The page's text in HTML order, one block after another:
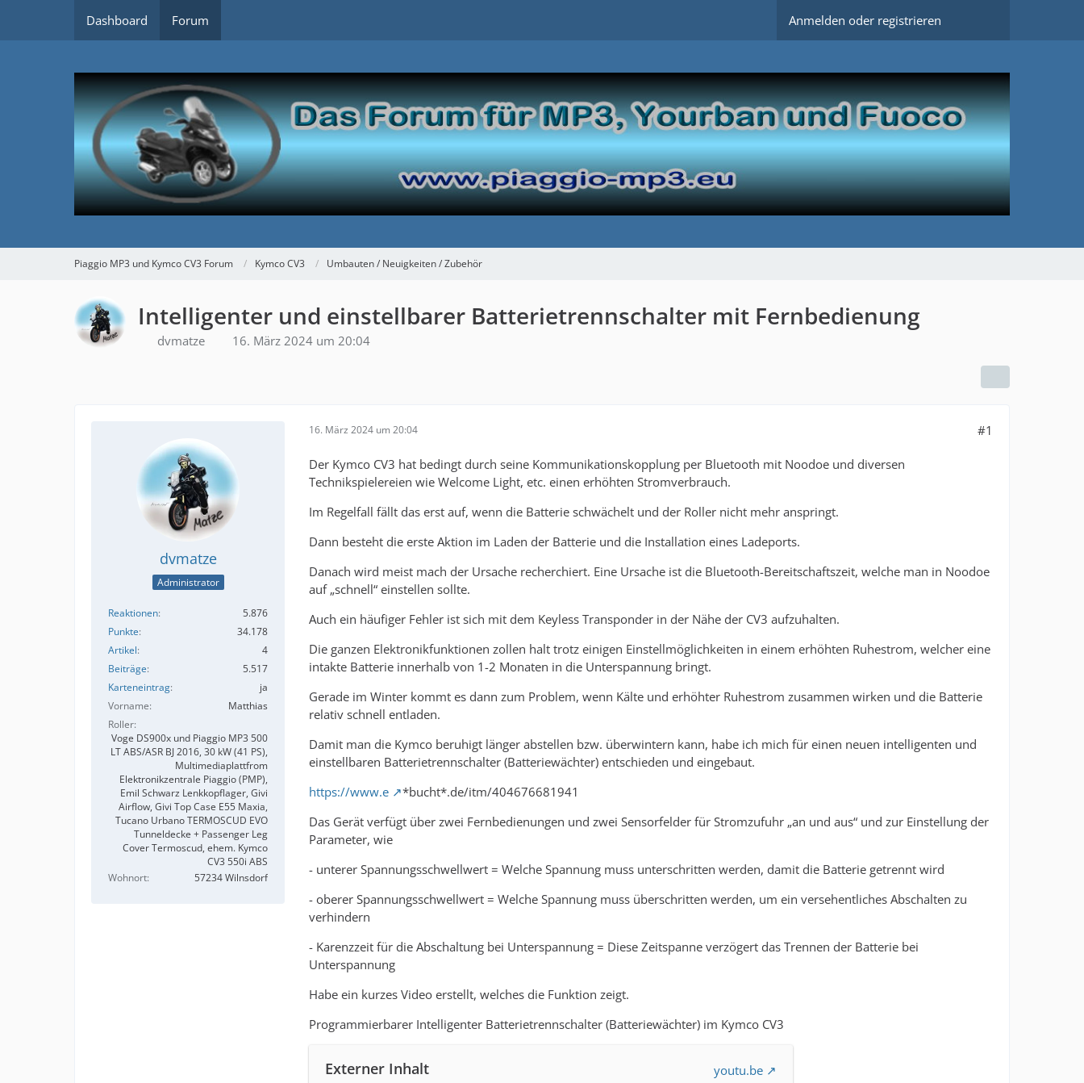
Dashboard Forum Anmelden oder registrieren
Piaggio MP3 und Kymco CV3 Forum Kymco CV3 Umbauten / Neuigkeiten / Zubehör
Intelligenter und einstellbarer Batterietrennschalter mit Fernbedienung
dvmatze 16. März 2024 um 20:04
dvmatze
Administrator
Reaktionen
5.876
Punkte
34.178
Artikel
4
Beiträge
5.517
Karteneintrag
ja
Vorname
Matthias
Roller
Voge DS900x und Piaggio MP3 500
LT ABS/ASR BJ 2016, 30 kW (41 PS),
Multimediaplattfrom
Elektronikzentrale Piaggio (PMP),
Emil Schwarz Lenkkopflager, Givi
Airflow, Givi Top Case E55 Maxia,
Tucano Urbano TERMOSCUD EVO
Tunneldecke + Passenger Leg
Cover Termoscud, ehem. Kymco
CV3 550i ABS
Wohnort
57234 Wilnsdorf
16. März 2024 um 20:04 #1
Der Kymco CV3 hat bedingt durch seine Kommunikationskopplung per Bluetooth mit Noodoe und diversen
Technikspielereien wie Welcome Light, etc. einen erhöhten Stromverbrauch.
Im Regelfall fällt das erst auf, wenn die Batterie schwächelt und der Roller nicht mehr anspringt.
Dann besteht die erste Aktion im Laden der Batterie und die Installation eines Ladeports.
Danach wird meist mach der Ursache recherchiert. Eine Ursache ist die Bluetooth-Bereitschaftszeit, welche man in Noodoe
auf „schnell“ einstellen sollte.
Auch ein häufiger Fehler ist sich mit dem Keyless Transponder in der Nähe der CV3 aufzuhalten.
Die ganzen Elektronikfunktionen zollen halt trotz einigen Einstellmöglichkeiten in einem erhöhten Ruhestrom, welcher eine
intakte Batterie innerhalb von 1-2 Monaten in die Unterspannung bringt.
Gerade im Winter kommt es dann zum Problem, wenn Kälte und erhöhter Ruhestrom zusammen wirken und die Batterie
relativ schnell entladen.
Damit man die Kymco beruhigt länger abstellen bzw. überwintern kann, habe ich mich für einen neuen intelligenten und
einstellbaren Batterietrennschalter (Batteriewächter) entschieden und eingebaut.
https://www.e
*bucht*.de/itm/404676681941
Das Gerät verfügt über zwei Fernbedienungen und zwei Sensorfelder für Stromzufuhr „an und aus“ und zur Einstellung der
Parameter, wie
- unterer Spannungsschwellwert = Welche Spannung muss unterschritten werden, damit die Batterie getrennt wird
- oberer Spannungsschwellwert = Welche Spannung muss überschritten werden, um ein versehentliches Abschalten zu
verhindern
- Karenzzeit für die Abschaltung bei Unterspannung = Diese Zeitspanne verzögert das Trennen der Batterie bei
Unterspannung
Habe ein kurzes Video erstellt, welches die Funktion zeigt.
Programmierbarer Intelligenter Batterietrennschalter (Batteriewächter) im Kymco CV3
Externer Inhalt
youtu.be